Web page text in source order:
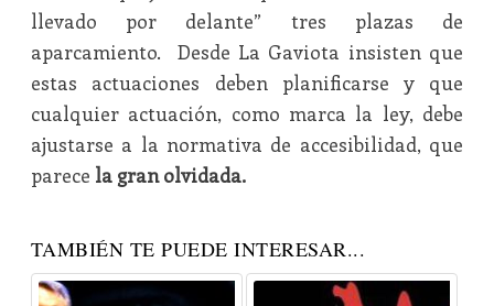
llevado por delante” tres plazas de
aparcamiento. Desde La Gaviota insisten que
estas actuaciones deben planificarse y que
cualquier actuación, como marca la ley, debe
ajustarse a la normativa de accesibilidad, que
parece la gran olvidada.
TAMBIÉN TE PUEDE INTERESAR...